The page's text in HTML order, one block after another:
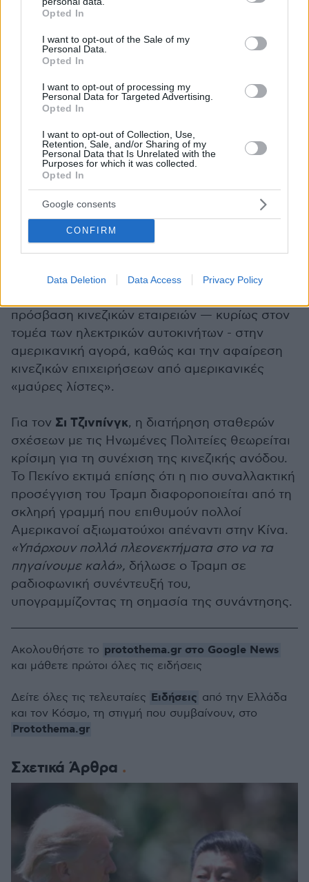
grant or deny consent to Google and its third-party tags to
use your data for below specified purposes in below Google
consent section.
Opted In
I want to opt-out of the Sale of my
Personal Data.
Opted In
I want to opt-out of processing my
Personal Data for Targeted Advertising.
Opted In
I want to opt-out of Collection, Use,
Retention, Sale, and/or Sharing of my
Personal Data that Is Unrelated with the
Purposes for which it was collected.
Opted In
Google consents
CONFIRM
Data Deletion Data Access Privacy Policy
ισχύος.
Κινέζοι αξιωματούχοι θεωρούν ότι ο πόλεμος
των ΗΠΑ με το Ιράν, σε συνδυασμό με τις
επερχόμενες ενδιάμεσες εκλογές στις
Ηνωμένες Πολιτείες, δημιουργούν ευκαιρίες
για την Κίνα να αυξήσει τη διαπραγματευτική
της επιρροή.
Βασικός στόχος του Πεκίνου είναι η
σταθεροποίηση της εμπορικής εκεχειρίας που
επιτεύχθηκε προ μηνών στη Νότια Κορέα, αλλά
και η χαλάρωση των αμερικανικών
περιορισμών στις εξαγωγές προηγμένης
πρόσβαση κινεζικών εταιρειών — κυρίως στον
τομέα των ηλεκτρικών αυτοκινήτων - στην
αμερικανική αγορά, καθώς και την αφαίρεση
κινεζικών επιχειρήσεων από αμερικανικές
«μαύρες λίστες».
Για τον Σι Τζινπίνγκ, η διατήρηση σταθερών
σχέσεων με τις Ηνωμένες Πολιτείες θεωρείται
κρίσιμη για τη συνέχιση της κινεζικής ανόδου.
Το Πεκίνο εκτιμά επίσης ότι η πιο συναλλακτική
προσέγγιση του Τραμπ διαφοροποιείται από τη
σκληρή γραμμή που επιθυμούν πολλοί
Αμερικανοί αξιωματούχοι απέναντι στην Κίνα.
«Υπάρχουν πολλά πλεονεκτήματα στο να τα
πηγαίνουμε καλά», δήλωσε ο Τραμπ σε
ραδιοφωνική συνέντευξή του,
υπογραμμίζοντας τη σημασία της συνάντησης.
Σχετικά Άρθρα
Ακολουθήστε το protothema.gr στο Google News
και μάθετε πρώτοι όλες τις ειδήσεις
Δείτε όλες τις τελευταίες Ειδήσεις από την Ελλάδα
και τον Κόσμο, τη στιγμή που συμβαίνουν, στο
Protothema.gr